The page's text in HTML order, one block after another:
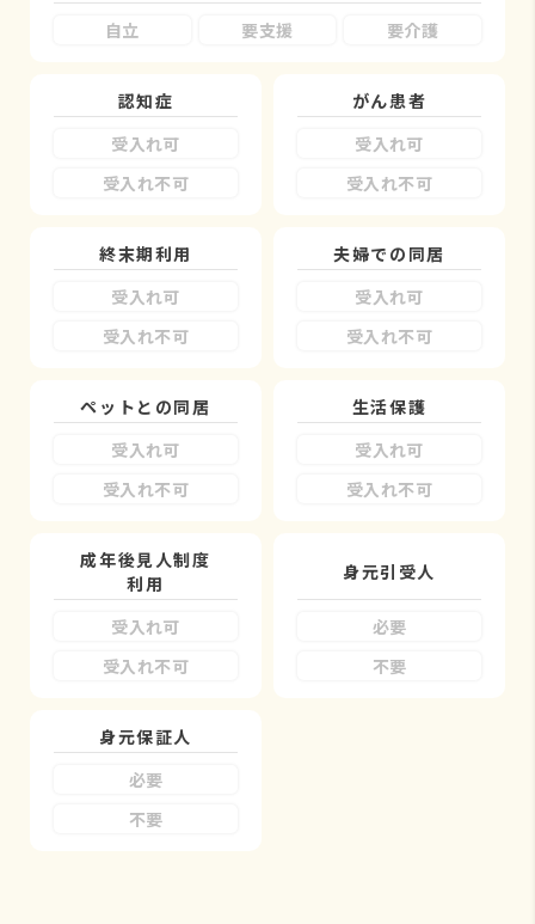
自立
要支援 要介護
認知症
受入れ可
受入れ不可
がん患者
受入れ可
受入れ不可
終末期利用
受入れ可
受入れ不可
夫婦での同居
受入れ可
受入れ不可
ペットとの同居
受入れ可
受入れ不可
生活保護
受入れ可
受入れ不可
成年後見人制度
利用
受入れ可
受入れ不可
身元引受人
必要
不要
身元保証人
必要
不要